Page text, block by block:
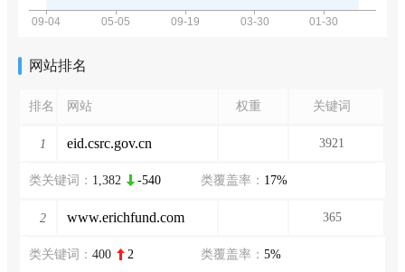
网站排名
排名 网站 权重 关键词
1 eid.csrc.gov.cn 3921
类关键词： 1,382 -540 类覆盖率： 17%
2 www.erichfund.com 365
类关键词： 400 2 类覆盖率： 5%